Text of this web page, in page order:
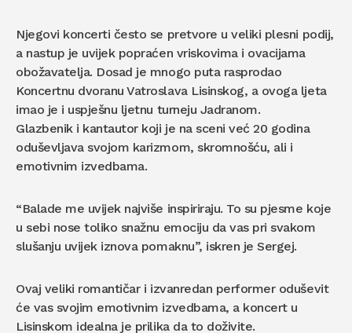
Njegovi koncerti često se pretvore u veliki plesni podij,
a nastup je uvijek popraćen vriskovima i ovacijama
obožavatelja. Dosad je mnogo puta rasprodao
Koncertnu dvoranu Vatroslava Lisinskog, a ovoga ljeta
imao je i uspješnu ljetnu turneju Jadranom.
Glazbenik i kantautor koji je na sceni već 20 godina
oduševljava svojom karizmom, skromnošću, ali i
emotivnim izvedbama.
“Balade me uvijek najviše inspiriraju. To su pjesme koje
u sebi nose toliko snažnu emociju da vas pri svakom
slušanju uvijek iznova pomaknu”, iskren je Sergej.
Ovaj veliki romantičar i izvanredan performer oduševit
će vas svojim emotivnim izvedbama, a koncert u
Lisinskom idealna je prilika da to doživite.